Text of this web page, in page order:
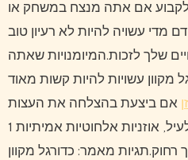
לקבוע אם אתה מנצח במשחק או
מדי עשויה להיות לא רעיון טוב
שלך לזכות.המיומנויות שאתה
מקוון עשויות להיות קשות מאוד
אם ביצעת בהצלחה את העצות
שלעיל, אוזניות אלחוטיות אמיתיות 1more דגם Q10 אז אולי
רחוק.תגיות מאמר: כדורגל מקוון